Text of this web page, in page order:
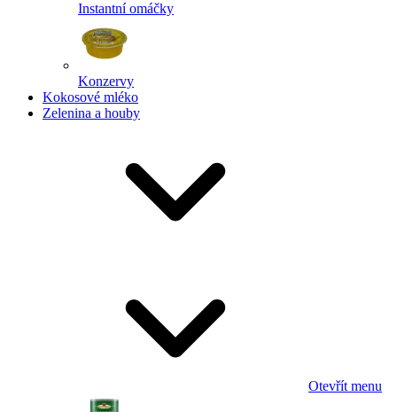
Instantní omáčky
Konzervy
Kokosové mléko
Zelenina a houby
Otevřít menu